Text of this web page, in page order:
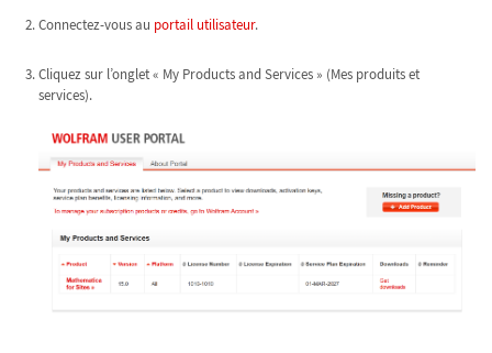
Connectez-vous au portail utilisateur.
Cliquez sur l’onglet « My Products and Services » (Mes produits et
services).